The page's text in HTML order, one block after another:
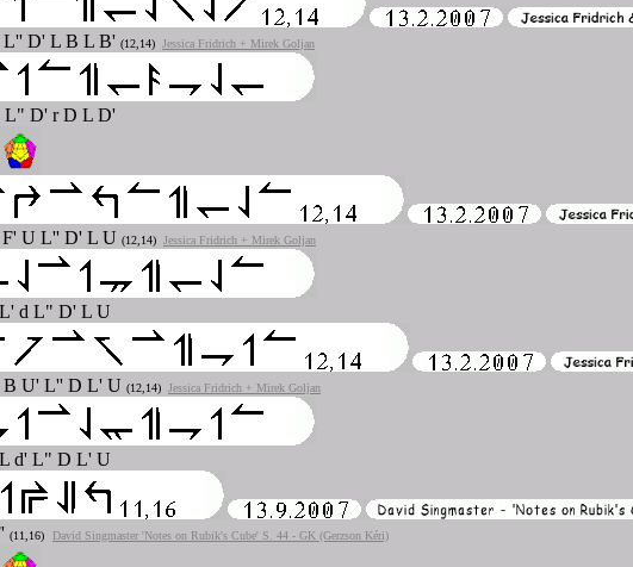
D' L B L B' (12,14) Jessica Fridrich + Mirek Goljan
D' r D L D'
U L'' D' L U (12,14) Jessica Fridrich + Mirek Goljan
d L" D' L U
U' L'' D L' U (12,14) Jessica Fridrich + Mirek Goljan
d' L" D L' U
(11,16) David Singmaster 'Notes on Rubik's Cube' S. 44 - GK (Gerzson Kéri)